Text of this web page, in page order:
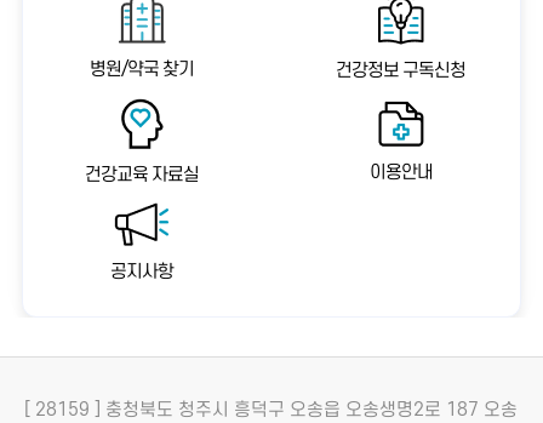
병원/약국 찾기 건강정보 구독신청
건강교육 자료실 이용안내
공지사항
[ 28159 ] 충청북도 청주시 흥덕구 오송읍 오송생명2로 187 오송